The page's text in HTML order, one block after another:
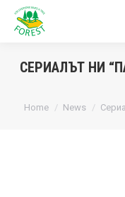
СЕРИАЛЪТ НИ
You are here:
Home News